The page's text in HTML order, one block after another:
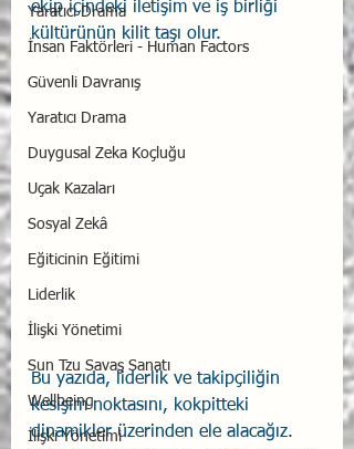
Yaratıcı Drama
İnsan Faktörleri - Human Factors
Güvenli Davranış
Yaratıcı Drama
Duygusal Zeka Koçluğu
Uçak Kazaları
Sosyal Zekâ
Eğiticinin Eğitimi
Liderlik
İlişki Yönetimi
Sun Tzu Savaş Sanatı
Wellbeing
İlişki Yönetimi
ekip içindeki iletişim ve iş birliği
kültürünün kilit taşı olur.
Bu yazıda, liderlik ve takipçiliğin
kesişim noktasını, kokpitteki
dinamikler üzerinden ele alacağız.